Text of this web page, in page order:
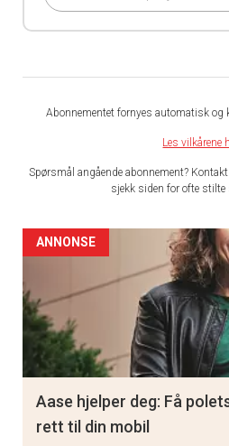
Abonnementet fornyes automatisk og
Les vilkårene
Spørsmål angående abonnement?
sjekk siden for ofte stilte
ANNONSE
Aase hjelper deg: Få
rett til din mobil